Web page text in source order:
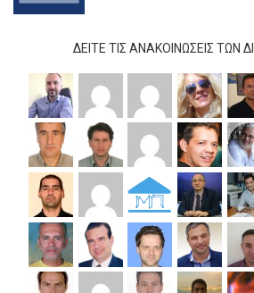
ΔΕΊΤΕ ΤΙΣ ΑΝΑΚΟΙΝΏΣΕΙΣ ΤΩΝ